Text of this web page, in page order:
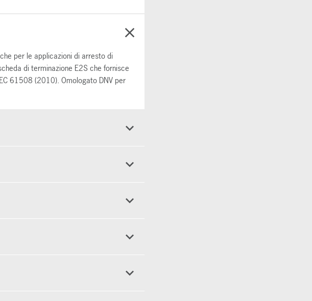
per le applicazioni di arresto di
di terminazione E2S che fornisce
61508 (2010). Omologato DNV per